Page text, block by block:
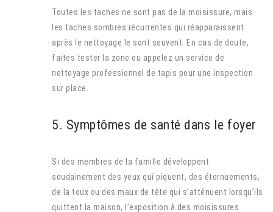
Toutes les taches ne sont pas de la moisissure, mais
les taches sombres récurrentes qui réapparaissent
après le nettoyage le sont souvent. En cas de doute,
faites tester la zone ou appelez un service de
nettoyage professionnel de tapis pour une inspection
sur place.
5. Symptômes de santé dans le foyer
Si des membres de la famille développent
soudainement des yeux qui piquent, des éternuements,
de la toux ou des maux de tête qui s’atténuent lorsqu’ils
quittent la maison, l’exposition à des moisissures